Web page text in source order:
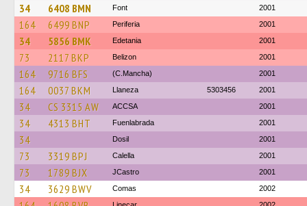
34 6408 BMN Font 2001
164 6499 BNP Periferia 2001
34 5856 BMK Edetania 2001
73 2117 BKP Belizon 2001
164 9716 BFS (C.Mancha) 2001
164 0037 BKM Llaneza 5303456 2001
34 CS 3315 AW ACCSA 2001
34 4313 BHT Fuenlabrada 2001
34 Dosil 2001
73 3319 BPJ Calella 2001
73 1789 BJX JCastro 2001
34 3629 BWV Comas 2002